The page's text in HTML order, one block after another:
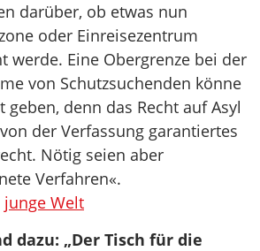
darüber, ob etwas nun
oder Einreisezentrum
werde. Eine Obergrenze bei der
von Schutzsuchenden könne
geben, denn das Recht auf Asyl
der Verfassung garantiertes
Nötig seien aber
Verfahren«.
junge Welt
dazu: „Der Tisch für die